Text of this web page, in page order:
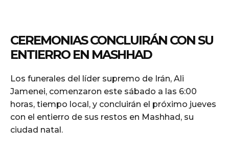
CEREMONIAS CONCLUIRÁN CON SU
ENTIERRO EN MASHHAD
Los funerales del líder supremo de Irán, Ali
Jamenei, comenzaron este sábado a las 6:00
horas, tiempo local, y concluirán el próximo jueves
con el entierro de sus restos en Mashhad, su
ciudad natal.